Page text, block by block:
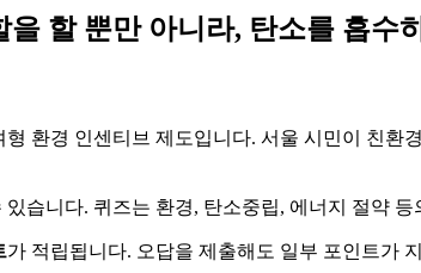
할 뿐만 아니라, 탄소를 흡수
환경 인센티브 제도입니다. 서울 시민이 친
있습니다. 퀴즈는 환경, 탄소중립, 에너지 절약
가 적립됩니다. 오답을 제출해도 일부 포인트가